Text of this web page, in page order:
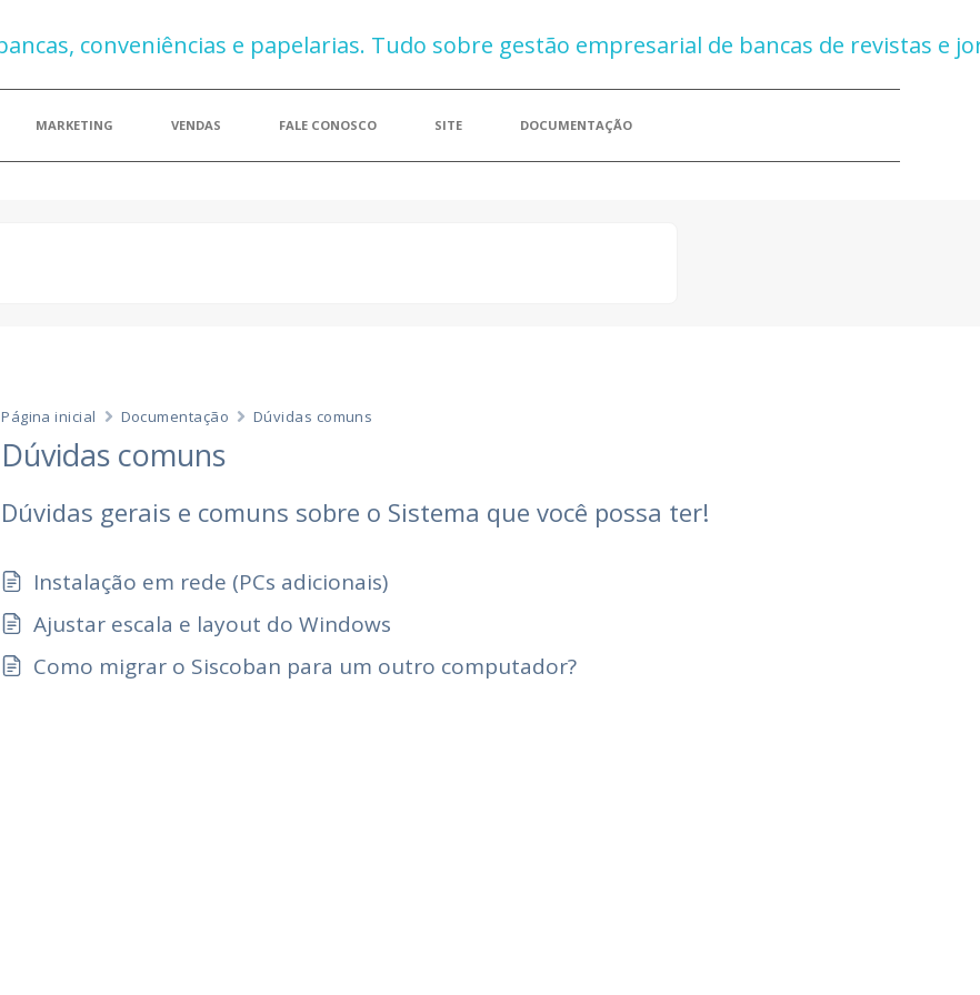
MARKETING VENDAS FALE CONOSCO SITE DOCUMENTAÇÃO
Página inicial Documentação Dúvidas comuns
Dúvidas comuns
Dúvidas gerais e comuns sobre o Sistema que você possa ter!
Instalação em rede (PCs adicionais)
Ajustar escala e layout do Windows
Como migrar o Siscoban para um outro computador?